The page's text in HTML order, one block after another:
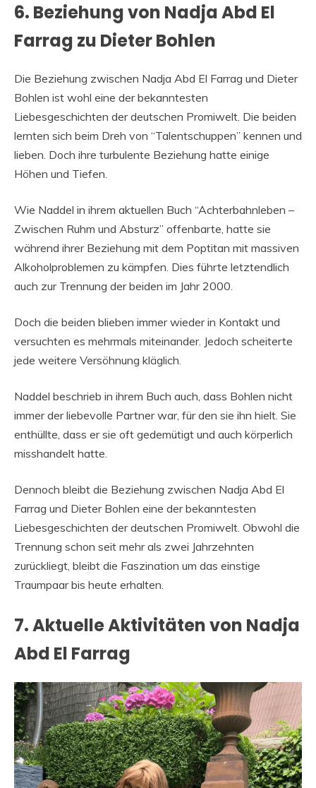
6. Beziehung von Nadja Abd El
Farrag zu Dieter Bohlen
Die Beziehung zwischen Nadja Abd El Farrag und Dieter
Bohlen ist wohl eine der bekanntesten
Liebesgeschichten der deutschen Promiwelt. Die beiden
lernten sich beim Dreh von “Talentschuppen” kennen und
lieben. Doch ihre turbulente Beziehung hatte einige
Höhen und Tiefen.
Wie Naddel in ihrem aktuellen Buch “Achterbahnleben –
Zwischen Ruhm und Absturz” offenbarte, hatte sie
während ihrer Beziehung mit dem Poptitan mit massiven
Alkoholproblemen zu kämpfen. Dies führte letztendlich
auch zur Trennung der beiden im Jahr 2000.
Doch die beiden blieben immer wieder in Kontakt und
versuchten es mehrmals miteinander. Jedoch scheiterte
jede weitere Versöhnung kläglich.
Naddel beschrieb in ihrem Buch auch, dass Bohlen nicht
immer der liebevolle Partner war, für den sie ihn hielt. Sie
enthüllte, dass er sie oft gedemütigt und auch körperlich
misshandelt hatte.
Dennoch bleibt die Beziehung zwischen Nadja Abd El
Farrag und Dieter Bohlen eine der bekanntesten
Liebesgeschichten der deutschen Promiwelt. Obwohl die
Trennung schon seit mehr als zwei Jahrzehnten
zurückliegt, bleibt die Faszination um das einstige
Traumpaar bis heute erhalten.
7. Aktuelle Aktivitäten von Nadja
Abd El Farrag